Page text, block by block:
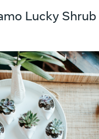
Lucky Shrub